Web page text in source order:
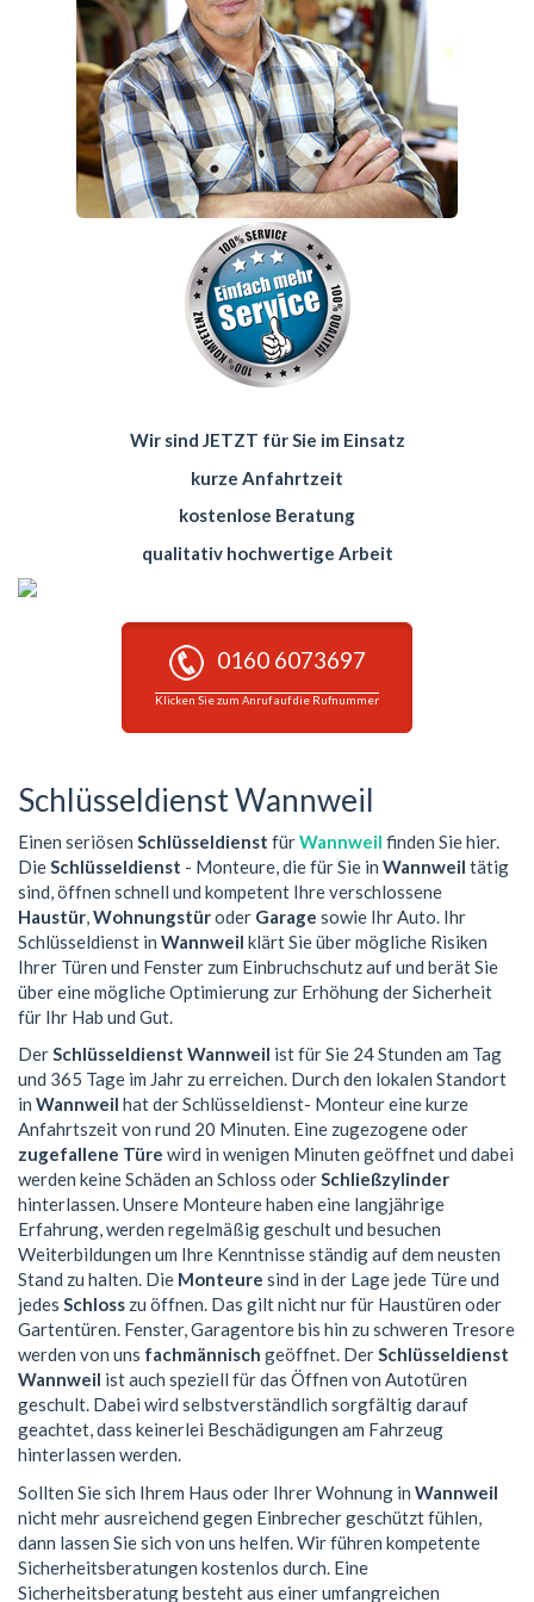
Wir sind JETZT für Sie im Einsatz
kurze Anfahrtzeit
kostenlose Beratung
qualitativ hochwertige Arbeit
0160 6073697
Klicken Sie zum Anruf auf die Rufnummer
Schlüsseldienst Wannweil
Einen seriösen Schlüsseldienst fürWannweil finden Sie hier.
DieSchlüsseldienst - Monteure, die für Sie in Wannweil tätig
sind, öffnen schnell und kompetent Ihre verschlossene
Haustür,Wohnungstüroder Garage sowie Ihr Auto. Ihr
Schlüsseldienst in Wannweil klärt Sie über mögliche Risiken
Ihrer Türen und Fenster zum Einbruchschutz auf und berät Sie
über eine mögliche Optimierung zur Erhöhung der Sicherheit
für Ihr Hab und Gut.
DerSchlüsseldienst Wannweil ist für Sie 24 Stunden am Tag
und 365 Tage im Jahr zu erreichen. Durch den lokalen Standort
in Wannweil hat der Schlüsseldienst- Monteur eine kurze
Anfahrtszeit von rund 20 Minuten. Eine zugezogene oder
zugefallene Türe wird in wenigen Minuten geöffnet und dabei
werden keine Schäden an Schloss oderSchließzylinder
hinterlassen. Unsere Monteure haben eine langjährige
Erfahrung, werden regelmäßig geschult und besuchen
Weiterbildungen um Ihre Kenntnisse ständig auf dem neusten
Stand zu halten. Die Monteure sind in der Lage jede Türe und
jedes Schloss zu öffnen. Das gilt nicht nur für Haustüren oder
Gartentüren. Fenster, Garagentore bis hin zu schweren Tresore
werden von uns fachmännisch geöffnet. DerSchlüsseldienst
Wannweil ist auch speziell für das Öffnen von Autotüren
geschult. Dabei wird selbstverständlich sorgfältig darauf
geachtet, dass keinerlei Beschädigungen am Fahrzeug
hinterlassen werden.
Sollten Sie sich Ihrem Haus oder Ihrer Wohnung in Wannweil
nicht mehr ausreichend gegen Einbrecher geschützt fühlen,
dann lassen Sie sich von uns helfen. Wir führen kompetente
Sicherheitsberatungen kostenlos durch. Eine
Sicherheitsberatung besteht aus einer umfangreichen